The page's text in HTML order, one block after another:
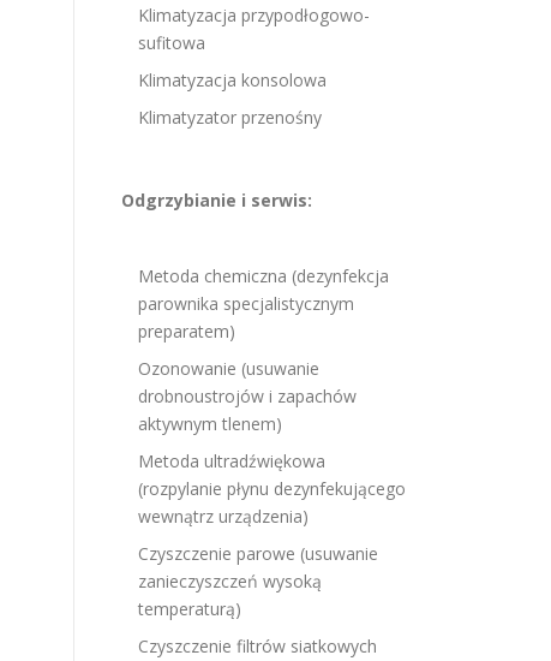
Klimatyzacja przypodłogowo-
sufitowa
Klimatyzacja konsolowa
Klimatyzator przenośny
Odgrzybianie i serwis:
Metoda chemiczna (dezynfekcja
parownika specjalistycznym
preparatem)
Ozonowanie (usuwanie
drobnoustrojów i zapachów
aktywnym tlenem)
Metoda ultradźwiękowa
(rozpylanie płynu dezynfekującego
wewnątrz urządzenia)
Czyszczenie parowe (usuwanie
zanieczyszczeń wysoką
temperaturą)
Czyszczenie filtrów siatkowych